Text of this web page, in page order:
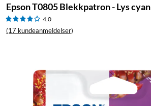
Epson T0805 Blekkpatron - Lys cyan
4.0
(17 kundeanmeldelser)